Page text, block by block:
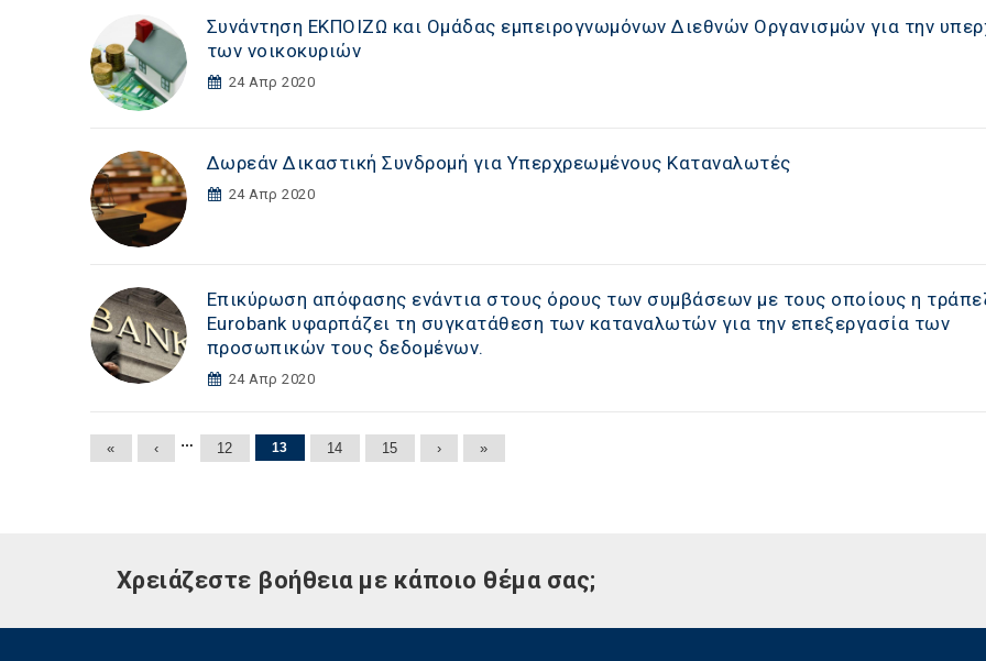
Συνάντηση ΕΚΠΟΙΖΩ και Ομάδας εμπειρογνωμόνων Διεθνών Οργανισμών για την
των νοικοκυριών
24 Απρ 2020
Δωρεάν Δικαστική Συνδρομή για Υπερχρεωμένους Καταναλωτές
24 Απρ 2020
Επικύρωση απόφασης ενάντια στους όρους των συμβάσεων με τους οποίους η
Eurobank υφαρπάζει τη συγκατάθεση των καταναλωτών για την επεξεργασία των
προσωπικών τους δεδομένων.
24 Απρ 2020
Σελίδες
« ‹ … 12 13 14 15 › »
Χρειάζεστε βοήθεια με κάποιο θέμα σας;